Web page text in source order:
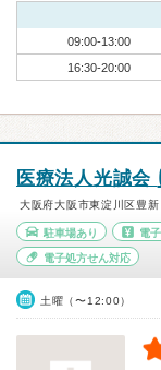
09:00-13:00
16:30-20:00
医療法人光誠会
大阪府大阪市東淀川区豊新
駐車場あり 電
電子処方せん対応
土曜（〜12:00）